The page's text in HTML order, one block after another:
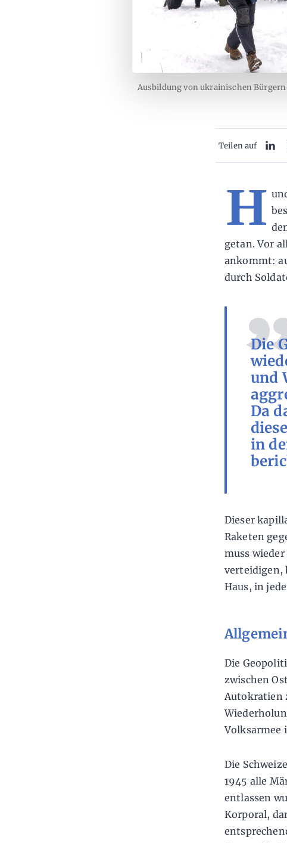
Ausbildung von ukrainischen
Teilen auf
H
getan. Vor
ankommt:
durch
Die
und
Da
in
Dieser
Raketen
muss
verteidigen,
Haus, in
Die
zwischen
Autokratien
Volksarmee
Die
1945 alle
entlassen
Korporal,